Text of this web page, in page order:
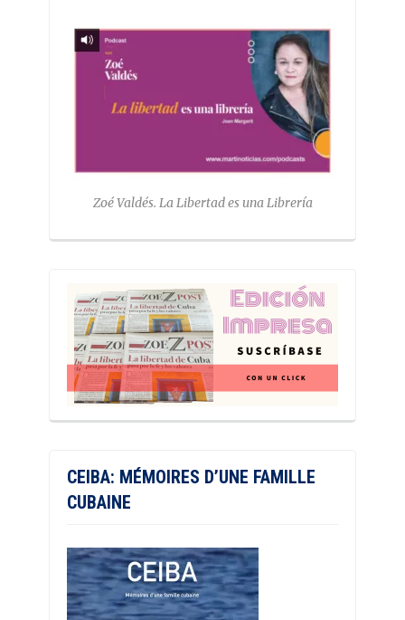
Zoé Valdés. La Libertad es una Librería
CEIBA: MÉMOIRES D’UNE FAMILLE
CUBAINE